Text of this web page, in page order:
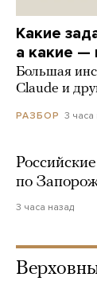
Какие
а какие —
Большая
Claude и
РАЗБОР 3 часа
по
3 часа назад